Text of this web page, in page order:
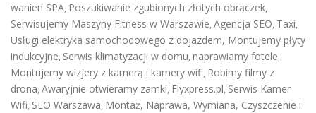
wanien SPA, Poszukiwanie zgubionych złotych obrączek,
Serwisujemy Maszyny Fitness w Warszawie, Agencja SEO, Taxi,
Usługi elektryka samochodowego z dojazdem, Montujemy płyty
indukcyjne, Serwis klimatyzacji w domu, naprawiamy fotele,
Montujemy wizjery z kamerą i kamery wifi, Robimy filmy z
drona, Awaryjnie otwieramy zamki, Flyxpress.pl, Serwis Kamer
Wifi, SEO Warszawa, Montaż, Naprawa, Wymiana, Czyszczenie i